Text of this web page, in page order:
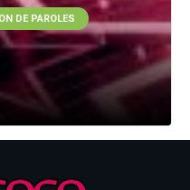
DE PAROLES